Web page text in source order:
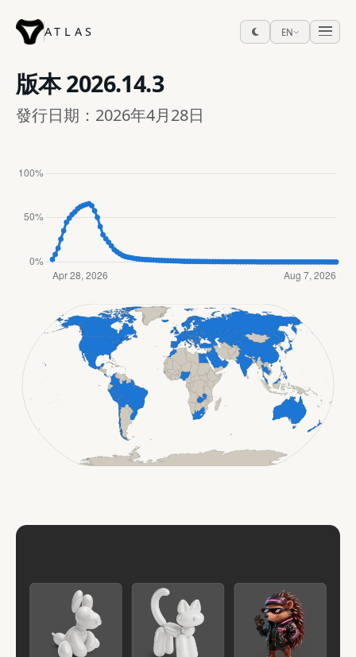
ATLAS EN
版本2026.14.3
發行日期：2026年4月28日